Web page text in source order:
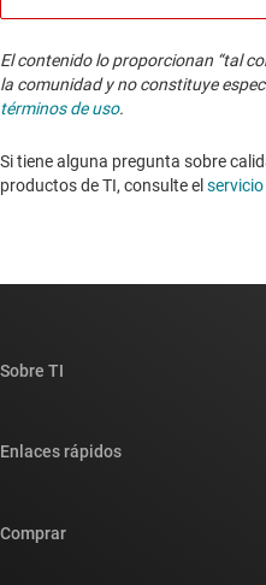
El contenido lo proporcionan “tal
la comunidad y no constituye
términos de uso.
Si tiene alguna pregunta sobre
productos de TI, consulte el
Sobre TI
Sala de redacción
Enlaces rápidos
Comprar